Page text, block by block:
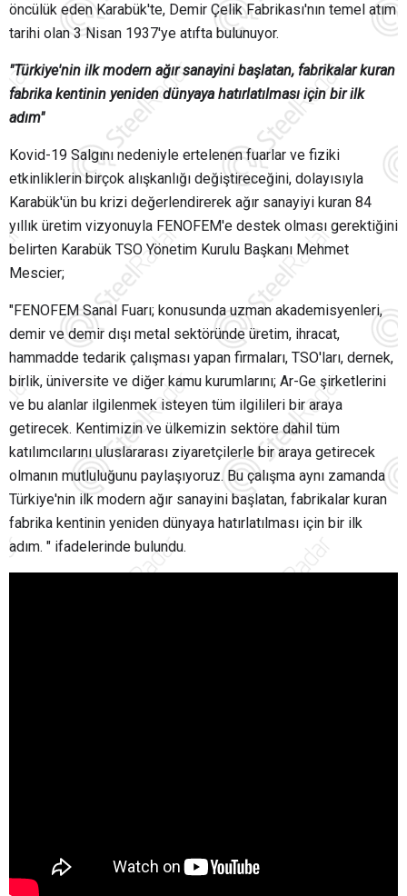
öncülük eden Karabük'te, Demir Çelik Fabrikası'nın temel atım
tarihi olan 3 Nisan 1937'ye atıfta bulunuyor.
"Türkiye'nin ilk modern ağır sanayini başlatan, fabrikalar kuran
fabrika kentinin yeniden dünyaya hatırlatılması için bir ilk
adım"
Kovid-19 Salgını nedeniyle ertelenen fuarlar ve fiziki
etkinliklerin birçok alışkanlığı değiştireceğini, dolayısıyla
Karabük'ün bu krizi değerlendirerek ağır sanayiyi kuran 84
yıllık üretim vizyonuyla FENOFEM'e destek olması gerektiğini
belirten Karabük TSO Yönetim Kurulu Başkanı Mehmet
Mescier;
"FENOFEM Sanal Fuarı; konusunda uzman akademisyenleri,
demir ve demir dışı metal sektöründe üretim, ihracat,
hammadde tedarik çalışması yapan firmaları, TSO'ları, dernek,
birlik, üniversite ve diğer kamu kurumlarını; Ar-Ge şirketlerini
ve bu alanlar ilgilenmek isteyen tüm ilgilileri bir araya
getirecek. Kentimizin ve ülkemizin sektöre dahil tüm
katılımcılarını uluslararası ziyaretçilerle bir araya getirecek
olmanın mutluluğunu paylaşıyoruz. Bu çalışma aynı zamanda
Türkiye'nin ilk modern ağır sanayini başlatan, fabrikalar kuran
fabrika kentinin yeniden dünyaya hatırlatılması için bir ilk
adım. " ifadelerinde bulundu.